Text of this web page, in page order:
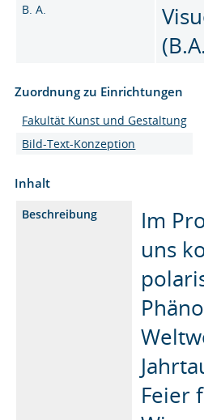
B. A.
Zuordnung zu Einrichtungen
Fakultät Kunst und Gestaltung
Bild-Text-Konzeption
Inhalt
Beschreibung
Im
uns
Feier